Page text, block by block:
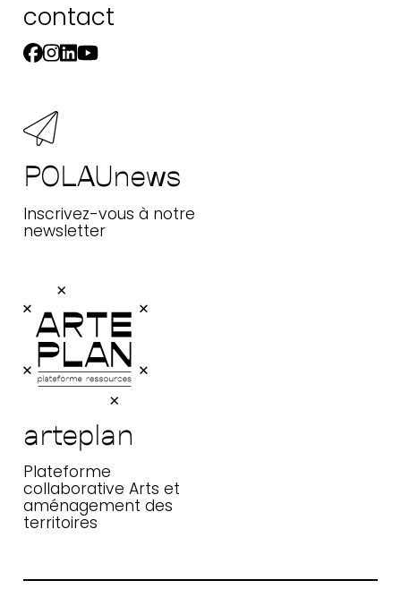
contact
POLAUnews
Inscrivez-vous à notre
newsletter
arteplan
Plateforme
collaborative Arts et
aménagement des
territoires
arteplan
Plateforme collaborative Arts et
aménagement des territoires